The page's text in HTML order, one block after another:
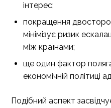
інтерес;
покращення
мінімізує ризик
між країнами;
ще один фактор
економічній політиці
Подібний аспект